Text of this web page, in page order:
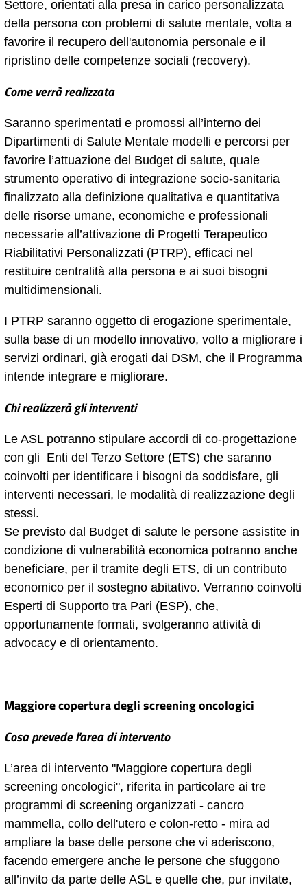
Settore, orientati alla presa in carico personalizzata
della persona con problemi di salute mentale, volta a
favorire il recupero dell'autonomia personale e il
ripristino delle competenze sociali (recovery).
Come verrà realizzata
Saranno sperimentati e promossi all’interno dei
Dipartimenti di Salute Mentale modelli e percorsi per
favorire l’attuazione del Budget di salute, quale
strumento operativo di integrazione socio-sanitaria
finalizzato alla definizione qualitativa e quantitativa
delle risorse umane, economiche e professionali
necessarie all’attivazione di Progetti Terapeutico
Riabilitativi Personalizzati (PTRP), efficaci nel
restituire centralità alla persona e ai suoi bisogni
multidimensionali.
I PTRP saranno oggetto di erogazione sperimentale,
sulla base di un modello innovativo, volto a migliorare i
servizi ordinari, già erogati dai DSM, che il Programma
intende integrare e migliorare.
Chi realizzerà gli interventi
Le ASL potranno stipulare accordi di co-progettazione
con gli Enti del Terzo Settore (ETS) che saranno
coinvolti per identificare i bisogni da soddisfare, gli
interventi necessari, le modalità di realizzazione degli
stessi.
Se previsto dal Budget di salute le persone assistite in
condizione di vulnerabilità economica potranno anche
beneficiare, per il tramite degli ETS, di un contributo
economico per il sostegno abitativo. Verranno coinvolti
Esperti di Supporto tra Pari (ESP), che,
opportunamente formati, svolgeranno attività di
advocacy e di orientamento.
Maggiore copertura degli screening oncologici
Cosa prevede l'area di intervento
L’area di intervento "Maggiore copertura degli
screening oncologici", riferita in particolare ai tre
programmi di screening organizzati - cancro
mammella, collo dell'utero e colon-retto - mira ad
ampliare la base delle persone che vi aderiscono,
facendo emergere anche le persone che sfuggono
all’invito da parte delle ASL e quelle che, pur invitate,